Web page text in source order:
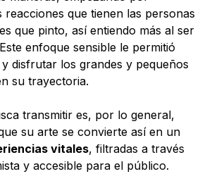
que tienen las personas
que pinto, así entiendo más al ser
enfoque sensible le permitió
disfrutar los grandes y pequeños
su trayectoria.
transmitir es, por lo general,
su arte se convierte así en un
vitales, filtradas a través
y accesible para el público.